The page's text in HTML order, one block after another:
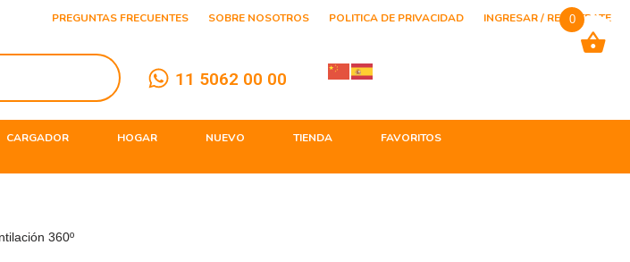
PREGUNTAS FRECUENTES SOBRE NOSOTROS POLITICA DE PRIVACIDAD INGRESAR / REGISTRATE
11 5062 00 00
CARGADOR HOGAR NUEVO TIENDA
FAVORITOS
360º
0